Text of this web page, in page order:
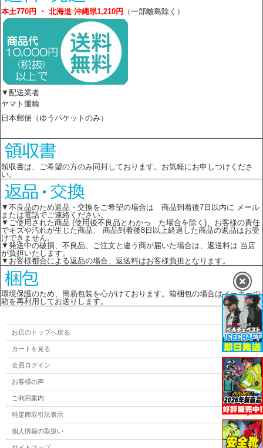
本土770円 ・ 北海道 沖縄県1,210円 （一部離島除く）
▼配送業者
ヤマト運輸
日本郵便（ゆうパケットのみ）
領収書は、ご希望の方のみ同封しております。お気軽にお申しつけくださ
い。
▼不良品のため返品・交換をご希望の場合は 商品到着後7日以内に メール
または電話でご連絡ください。
▼ご使用された商品 (使用後不良品とわかっ た場合を除く)、お客様の責任
でキズや汚れが生じた商品、 商品到着後8日以上経過した商品の返品はお受
けできません。
▼発送中の破損、不良品、ご注文と違う商が届いた場合は、返送料は 当店
が負担いたします。
▼お客様都合による返品の場合、返送料はお客様負担となります。
環境保護のため、簡易包装を心がけております。箱梱包の場合はメーカーの
箱を再利用してお送りします。
お店のトップへ戻る
カートを見る
会員ログイン
お客様の声
ご利用案内
特定商取引法表示
個人情報の取扱い